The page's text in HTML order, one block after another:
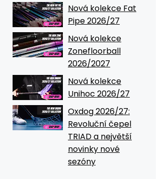
Nová kolekce Fat
Pipe 2026/27
Nová kolekce
Zonefloorball
2026/2027
Nová kolekce
Unihoc 2026/27
Oxdog 2026/27:
Revoluční čepel
TRIAD a největší
novinky nové
sezóny